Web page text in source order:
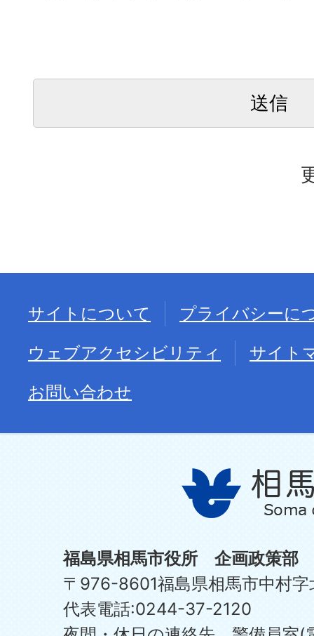
サイトについて
プライバシーに
ウェブアクセシビリティ
サイト
お問い合わせ
福島県相馬市役所 企画政策部
〒976-8601福島県相馬市中村
代表電話:0244-37-2120